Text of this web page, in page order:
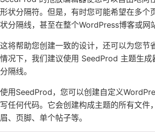
形状分隔符。但是，有时您可能希望在多个
状分隔线，甚至在整个WordPress博客或网
这将帮助您创建一致的设计，还可以为您节
情况下，我们建议使用 SeedProd 主题生成
分隔线。
使用SeedProd，您可以创建自定义
写任何代码。它会创建构成主题的所有文件
眉、页脚、单个帖子等。